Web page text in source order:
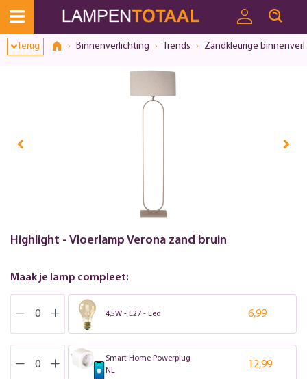
Terug Binnenverlichting Trends Zandkleurige
Highlight - Vloerlamp Verona zand bruin
Maak je lamp compleet:
4,5W - E27 - Led 6,99
Smart Home Powerplug
NL
12,99
Toestemmingsvenster geopend